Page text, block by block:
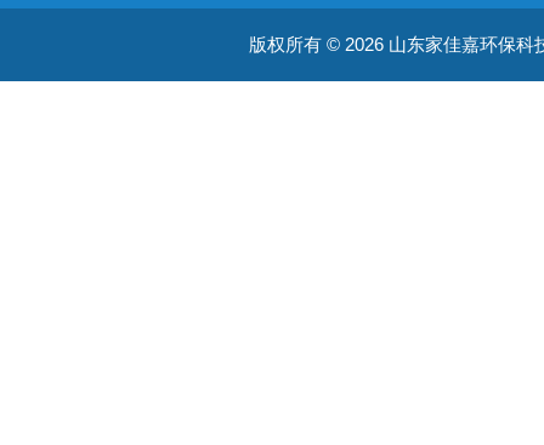
版权所有 © 2026 山东家佳嘉环保